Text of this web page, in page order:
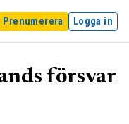
Prenumerera Logga in
försvar